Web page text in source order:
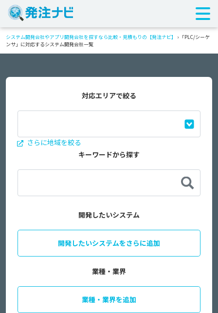
システム開発会社やアプリ開発会社を探すなら比較・見積もりの【発注ナビ】 › 「PLC/シーケ
ンサ」に対応するシステム開発会社一覧
対応エリアで絞る
さらに地域を絞る
キーワードから探す
開発したいシステム
開発したいシステムをさらに追加
業種・業界
業種・業界を追加